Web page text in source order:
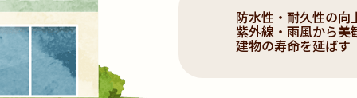
防水性・耐久性の向
紫外線・雨風から美
建物の寿命を延ばす